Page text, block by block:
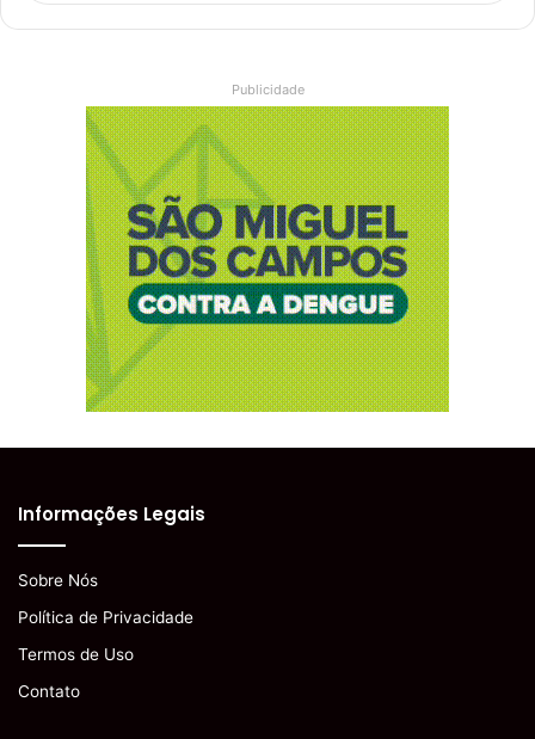
Publicidade
Informações Legais
Sobre Nós
Política de Privacidade
Termos de Uso
Contato